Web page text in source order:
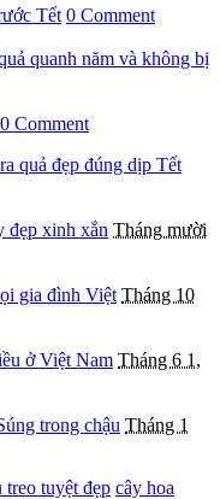
Tết 0 Comment
quanh năm và không bị
0 Comment
quả đẹp đúng dịp Tết
đẹp xinh xắn Tháng mười
gia đình Việt Tháng 10
ở Việt Nam Tháng 6 1,
trong chậu Tháng 1
treo tuyệt đẹp cây hoa